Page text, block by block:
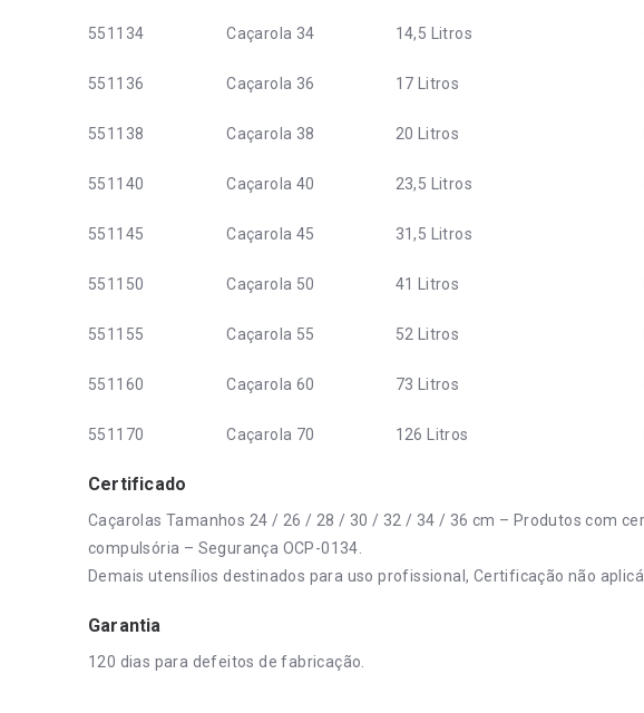
551134
551136
551138
551140
551145
551150
551155
551160
551170
Caçarola 34
Caçarola 36
Caçarola 38
Caçarola 40
Caçarola 45
Caçarola 50
Caçarola 55
Caçarola 60
Caçarola 70
14,5 Litros
17 Litros
20 Litros
23,5 Litros
31,5 Litros
41 Litros
52 Litros
73 Litros
126 Litros
Certificado
Caçarolas Tamanhos 24 / 26 / 28 / 30 / 32 / 34 / 36 cm – Produtos com
compulsória – Segurança OCP-0134.
Demais utensílios destinados para uso profissional, Certificação não
Garantia
120 dias para defeitos de fabricação.